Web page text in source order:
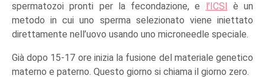
spermatozoi pronti per la fecondazione, e l’ICSI è un
metodo in cui uno sperma selezionato viene iniettato
direttamente nell’uovo usando uno microneedle speciale.
Già dopo 15-17 ore inizia la fusione del materiale genetico
materno e paterno. Questo giorno si chiama il giorno zero.